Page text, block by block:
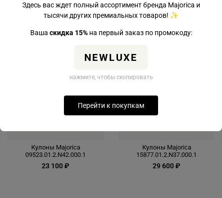
Из коллекции Majorica EXQUISITE
Кулоны Majorica
09523.01.2.N42.000.1
23 100 ₽
Кулоны Majorica
15877.01.2.N37.000.1
29 600 ₽
Здесь вас ждет полный ассортимент бренда Majorica и
тысячи других премиальных товаров! ✨
Ваша скидка 15%на первый заказ по промокоду:
NEWLUXE
нажмите, чтобы скопировать
Перейти к покупкам